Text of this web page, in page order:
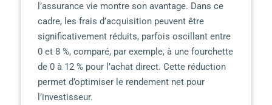
l’assurance vie montre son avantage. Dans ce
cadre, les frais d’acquisition peuvent être
significativement réduits, parfois oscillant entre
0 et 8 %, comparé, par exemple, à une fourchette
de 0 à 12 % pour l’achat direct. Cette réduction
permet d’optimiser le rendement net pour
l’investisseur.